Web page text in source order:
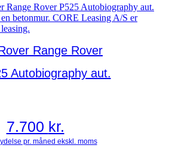
Range Rover
Autobiography aut.
7.700 kr.